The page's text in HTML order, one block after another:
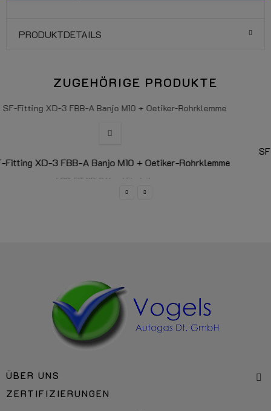
PRODUKTDETAILS
ZUGEHÖRIGE PRODUKTE
SF-Fitting XD-3 FNF-A 5/16" Flare + Oetiker-
LPG-FIT XD-3 (6mm) Flexleitung
ÜBER UNS
ZERTIFIZIERUNGEN